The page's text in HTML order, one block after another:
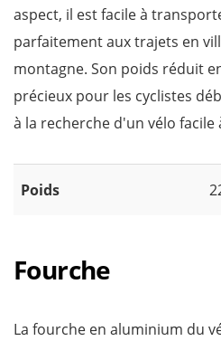
aspect, il est facile à
parfaitement aux trajets en
montagne. Son poids réduit
précieux pour les cyclistes
à la recherche d'un vélo
Poids
Fourche
La fourche en aluminium du